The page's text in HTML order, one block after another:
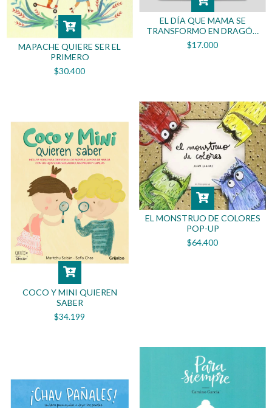
MAPACHE QUIERE SER EL
PRIMERO
$30.400
EL DÍA QUE MAMA SE
TRANSFORMO EN DRAGÓN
(TAPA BLANDA)
$17.000
COCO Y MINI QUIEREN
SABER
$34.199
EL MONSTRUO DE COLORES
POP-UP
$64.400